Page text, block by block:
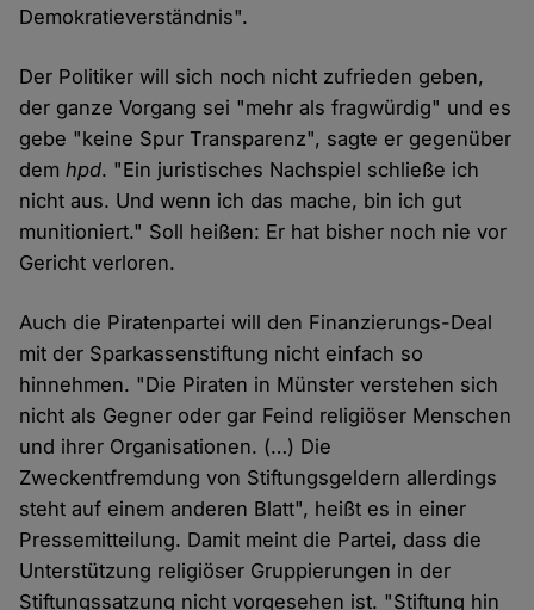
Demokratieverständnis".
Der Politiker will sich noch nicht zufrieden geben,
der ganze Vorgang sei "mehr als fragwürdig" und es
gebe "keine Spur Transparenz", sagte er gegenüber
demhpd. "Ein juristisches Nachspiel schließe ich
nicht aus. Und wenn ich das mache, bin ich gut
munitioniert." Soll heißen: Er hat bisher noch nie vor
Gericht verloren.
Auch die Piratenpartei will den Finanzierungs-Deal
mit der Sparkassenstiftung nicht einfach so
hinnehmen. "Die Piraten in Münster verstehen sich
nicht als Gegner oder gar Feind religiöser Menschen
und ihrer Organisationen. (…) Die
Zweckentfremdung von Stiftungsgeldern allerdings
steht auf einem anderen Blatt", heißt es in einer
Pressemitteilung. Damit meint die Partei, dass die
Unterstützung religiöser Gruppierungen in der
Stiftungssatzung nicht vorgesehen ist. "Stiftung hin